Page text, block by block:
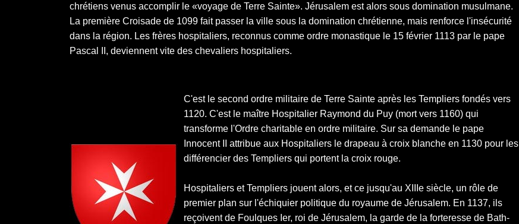
chrétiens venus accomplir le «voyage de Terre Sainte». Jérusalem est alors sous domination musulmane.
La première Croisade de 1099 fait passer la ville sous la domination chrétienne, mais renforce l'insécurité
dans la région. Les frères hospitaliers, reconnus comme ordre monastique le 15 février 1113 par le pape
Pascal II, deviennent vite des chevaliers hospitaliers.
C'est le second ordre militaire de Terre Sainte après les Templiers fondés vers
1120. C'est le maître Hospitalier Raymond du Puy (mort vers 1160) qui
transforme l'Ordre charitable en ordre militaire. Sur sa demande le pape
Innocent II attribue aux Hospitaliers le drapeau à croix blanche en 1130 pour les
différencier des Templiers qui portent la croix rouge.
Hospitaliers et Templiers jouent alors, et ce jusqu'au XIIIe siècle, un rôle de
premier plan sur l'échiquier politique du royaume de Jérusalem. En 1137, ils
reçoivent de Foulques Ier, roi de Jérusalem, la garde de la forteresse de Bath-